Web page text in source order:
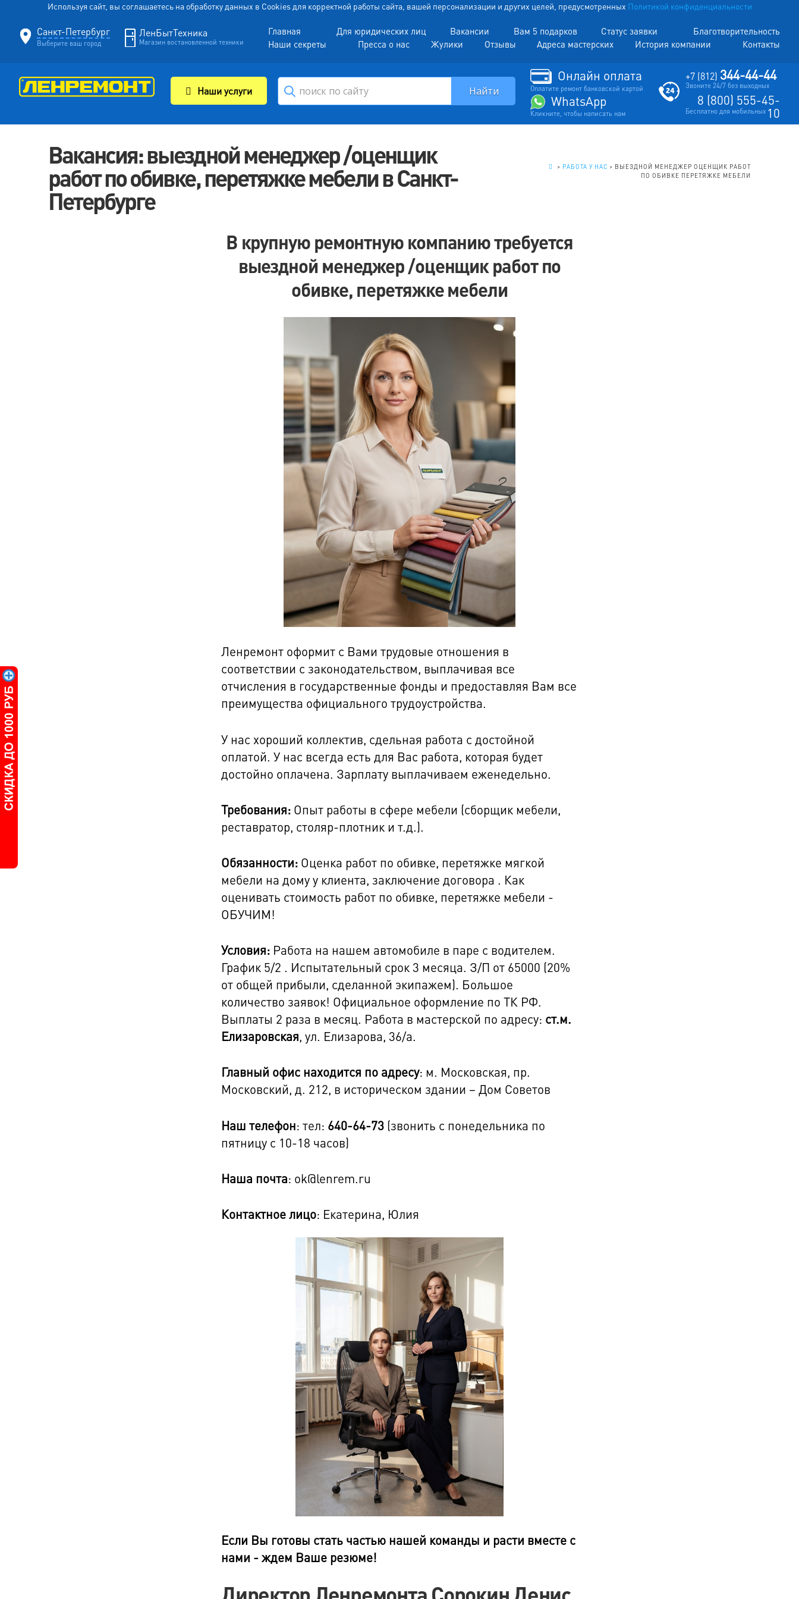
Используя сайт, вы соглашаетесь на обработку данных в Cookies для корректной работы сайта, вашей персонализации и других целей, предусмотренных Политикой конфиденциальности
Санкт-Петербург
Выберите ваш город
ЛенБытТехника
Магазин востановленной техники
Главная Для юридических лиц Вакансии Вам 5 подарков Статус заявки
Благотворительность
Наши секреты
Пресса о нас Жулики Отзывы Адреса мастерских История компании Контакты
Наши услуги
Онлайн оплата
Оплатите ремонт банковской картой
WhatsApp
Кликните, чтобы написать нам
+7 (812) 344-44-44
Звоните 24/7 без выходных
8 (800) 555-45-
10
Бесплатно для мобильных
Вакансия: выездной менеджер /оценщик
работ по обивке, перетяжке мебели в Санкт-
Петербурге
> РАБОТА У НАС > ВЫЕЗДНОЙ МЕНЕДЖЕР ОЦЕНЩИК РАБОТ
ПО ОБИВКЕ ПЕРЕТЯЖКЕ МЕБЕЛИ
В крупную ремонтную компанию требуется
выездной менеджер /оценщик работ по
обивке, перетяжке мебели
Ленремонт оформит с Вами трудовые отношения в
соответствии с законодательством, выплачивая все
отчисления в государственные фонды и предоставляя Вам все
преимущества официального трудоустройства.
У нас хороший коллектив, сдельная работа с достойной
оплатой. У нас всегда есть для Вас работа, которая будет
достойно оплачена. Зарплату выплачиваем еженедельно.
Требования: Опыт работы в сфере мебели (сборщик мебели,
реставратор, столяр-плотник и т.д.).
Обязанности: Оценка работ по обивке, перетяжке мягкой
мебели на дому у клиента, заключение договора . Как
оценивать стоимость работ по обивке, перетяжке мебели -
ОБУЧИМ!
Условия: Работа на нашем автомобиле в паре с водителем.
График 5/2 . Испытательный срок 3 месяца. З/П от 65000 (20%
от общей прибыли, сделанной экипажем). Большое
количество заявок! Официальное оформление по ТК РФ.
Выплаты 2 раза в месяц. Работа в мастерской по адресу: ст.м.
Елизаровская, ул. Елизарова, 36/а.
Главный офис находится по адресу: м. Московская, пр.
Московский, д. 212, в историческом здании – Дом Советов
Наш телефон: тел: 640-64-73 (звонить с понедельника по
пятницу с 10-18 часов)
Наша почта: ok@lenrem.ru
Контактное лицо: Екатерина, Юлия
Если Вы готовы стать частью нашей команды и расти вместе с
нами - ждем Ваше резюме!